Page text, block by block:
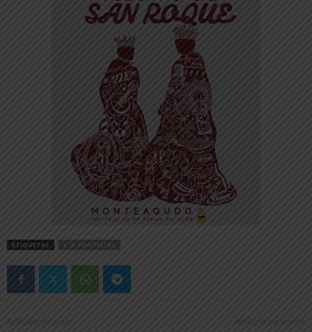
ETIQUETAS C.D. FONTELLAS
Artículo anterior Artículo siguiente